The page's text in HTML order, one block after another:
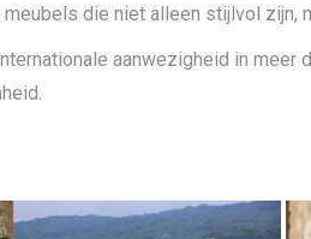
meubels die niet alleen stijlvol zijn,
aanwezigheid in meer